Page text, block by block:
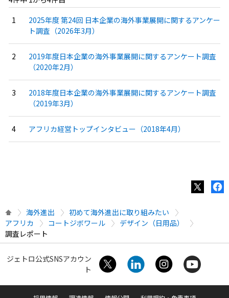
2025年度 第24回 日本企業の海外事業展開に関するアンケー
ト調査（2026年3月）
2019年度日本企業の海外事業展開に関するアンケート調査
（2020年2月）
2018年度日本企業の海外事業展開に関するアンケート調査
（2019年3月）
アフリカ経営トップインタビュー（2018年4月）
海外進出
初めて海外進出に取り組みたい
アフリカ
コートジボワール
デザイン（日用品）
調査レポート
ジェトロ公式SNSアカウン
ト